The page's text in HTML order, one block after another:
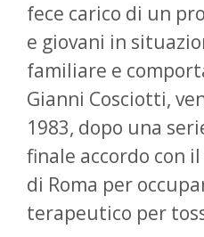
fece carico di un
e giovani in
familiare e
Gianni Cosciotti,
1983, dopo una
finale accordo con
di Roma per
terapeutico per